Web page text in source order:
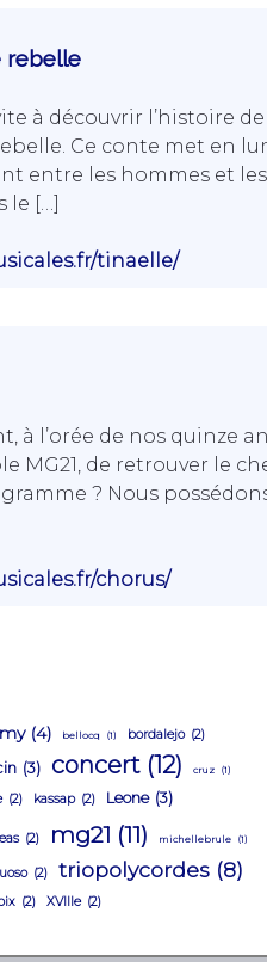
rebelle
à découvrir l’histoire de
Ce conte met en
entre les hommes et les
[…]
tinaelle/
à l’orée de nos quinze
MG21, de retrouver le
? Nous
chorus/
(4) bellocq (1) bordalejo (2)
(3) concert (12) cruz (1)
(2) kassap (2) Leone (3)
(2) mg21 (11) michellebrule (1)
(2) triopolycordes (8)
(2) XVIIIe (2)